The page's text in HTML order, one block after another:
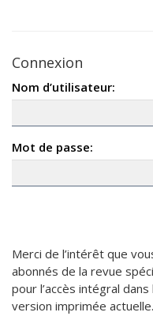
Connexion
Nom d’utilisateur:
Mot de passe:
Merci de l’intérêt que
abonnés de la revue
pour l’accès intégral
version imprimée